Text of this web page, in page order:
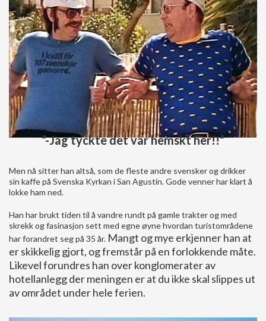
”-Jag tyckte det var hemskt her!!”
Men nå sitter han altså, som de fleste andre svensker og drikker
sin kaffe på Svenska Kyrkan i San Agustín. Gode venner har klart å
lokke ham ned.
Han har brukt tiden til å vandre rundt på gamle trakter og med
skrekk og fasinasjon sett med egne øyne hvordan turistområdene
har forandret seg på 35 år. Mangt og mye erkjenner han at
er skikkelig gjort, og fremstår på en forlokkende måte.
Likevel forundres han over konglomerater av
hotellanlegg der meningen er at du ikke skal slippes ut
av området under hele ferien.